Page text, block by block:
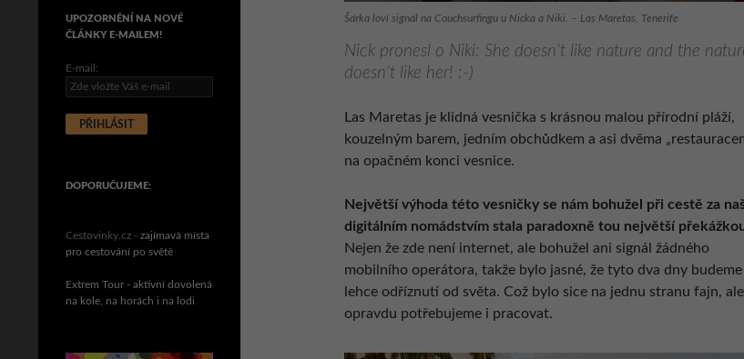
Šárka loví signál na Couchsurfingu u Nicka a Niki. – Las Maretas, Tenerife
Nick pronesl o Niki: She doesn’t like nature and the
doesn’t like her! :-)
Las Maretas je klidná vesnička s krásnou malou přírodní pláží,
kouzelným barem, jedním obchůdkem a asi dvěma
na opačném konci vesnice.
Největší výhoda této vesničky se nám bohužel při cestě za
digitálním nomádstvím stala paradoxně tou největší
Nejen že zde není internet, ale bohužel ani signál žádného
mobilního operátora, takže bylo jasné, že tyto dva dny budeme
lehce odříznutí od světa. Což bylo sice na jednu stranu fajn, ale
opravdu potřebujeme i pracovat.
UPOZORNĚNÍ NA NOVÉ
ČLÁNKY E-MAILEM!
E-mail:
DOPORUČUJEME:
Cestovinky.cz - zajímavá místa
pro cestování po světě
Extrem Tour - aktivní dovolená
na kole, na horách i na lodi